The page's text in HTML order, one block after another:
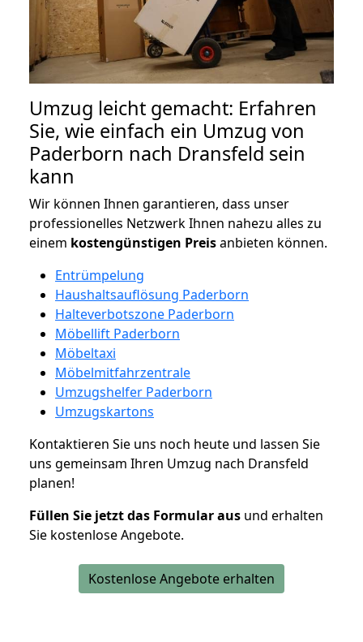
Umzug leicht gemacht: Erfahren
Sie, wie einfach ein Umzug von
Paderborn nach Dransfeld sein
kann
Wir können Ihnen garantieren, dass unser
professionelles Netzwerk Ihnen nahezu alles zu
einem kostengünstigen Preisanbieten können.
Entrümpelung
Haushaltsauflösung Paderborn
Halteverbotszone Paderborn
Möbellift Paderborn
Möbeltaxi
Möbelmitfahrzentrale
Umzugshelfer Paderborn
Umzugskartons
Kontaktieren Sie uns noch heute und lassen Sie
uns gemeinsam Ihren Umzug nach Dransfeld
planen!
Füllen Sie jetzt das Formular aus und erhalten
Sie kostenlose Angebote.
Kostenlose Angebote erhalten